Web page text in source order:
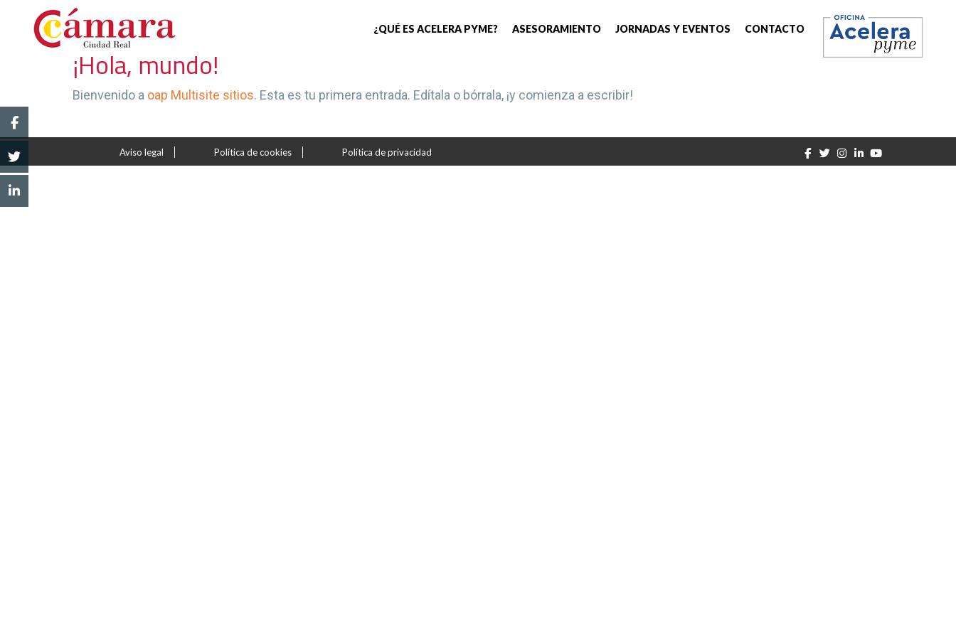
¿QUÉ ES ACELERA PYME? ASESORAMIENTO JORNADAS Y EVENTOS CONTACTO
¡Hola, mundo!
Bienvenido a oap Multisite sitios. Esta es tu primera entrada. Edítala o bórrala, ¡y comienza a escribir!
Aviso legal Política de cookies Política de privacidad